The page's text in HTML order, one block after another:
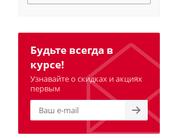
Будьте всегда в
курсе!
Узнавайте о скидках и акциях
первым